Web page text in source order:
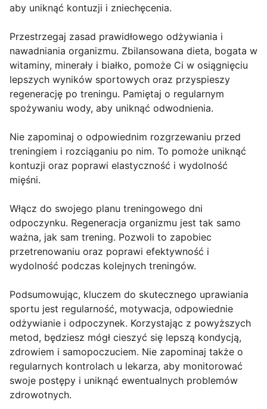
aby uniknąć kontuzji i zniechęcenia.
Przestrzegaj zasad prawidłowego odżywiania i
nawadniania organizmu. Zbilansowana dieta, bogata w
witaminy, minerały i białko, pomoże Ci w osiągnięciu
lepszych wyników sportowych oraz przyspieszy
regenerację po treningu. Pamiętaj o regularnym
spożywaniu wody, aby uniknąć odwodnienia.
Nie zapominaj o odpowiednim rozgrzewaniu przed
treningiem i rozciąganiu po nim. To pomoże uniknąć
kontuzji oraz poprawi elastyczność i wydolność
mięśni.
Włącz do swojego planu treningowego dni
odpoczynku. Regeneracja organizmu jest tak samo
ważna, jak sam trening. Pozwoli to zapobiec
przetrenowaniu oraz poprawi efektywność i
wydolność podczas kolejnych treningów.
Podsumowując, kluczem do skutecznego uprawiania
sportu jest regularność, motywacja, odpowiednie
odżywianie i odpoczynek. Korzystając z powyższych
metod, będziesz mógł cieszyć się lepszą kondycją,
zdrowiem i samopoczuciem. Nie zapominaj także o
regularnych kontrolach u lekarza, aby monitorować
swoje postępy i uniknąć ewentualnych problemów
zdrowotnych.